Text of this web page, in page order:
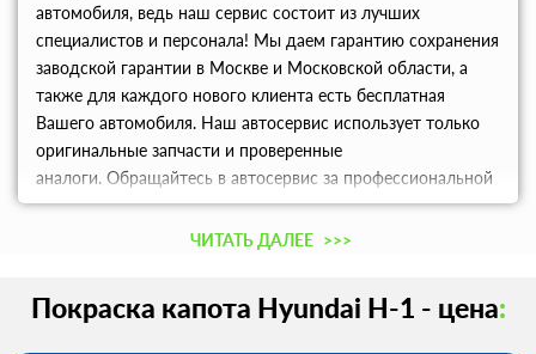
автомобиля, ведь наш сервис состоит из лучших
специалистов и персонала! Мы даем гарантию сохранения
заводской гарантии в Москве и Московской области, а
также для каждого нового клиента есть бесплатная
Вашего автомобиля. Наш автосервис использует только
оригинальные запчасти и проверенные
аналоги. Обращайтесь в автосервис за профессиональной
услугой, как покраска капота машины.
ЧИТАТЬ ДАЛЕЕ >>>
Покраска капота Hyundai H-1 - цена: